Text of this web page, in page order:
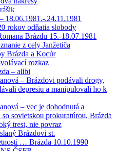
18.06.1981.-.24.11.1981
rokov odňatia slobody
Brázdu 15.-18.07.1981
z cely Janžetiča
Brázda a Kocúr
rozkaz
– alibi
– Brázdovi podávali drogy,
depresiu a manipulovali ho k
– vec je dohodnutá a
so sovietskou prokuratúrou, Brázda
trest, nie povraz
Brázdovi st.
… Brázda 10.10.1990